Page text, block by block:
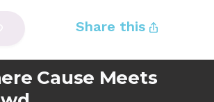
Share this
Cause Meets